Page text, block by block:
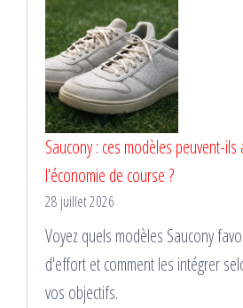
Saucony : ces modèles peuvent-
l’économie de course ?
28 juillet 2026
Voyez quels modèles Saucony
d'effort et comment les intégrer
vos objectifs.